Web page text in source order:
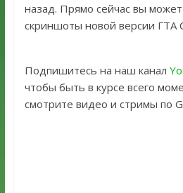
назад. Прямо сейчас вы
скриншоты новой версии ГТА
Подпишитесь на наш канал
чтобы быть в курсе всего
смотрите видео и стримы по